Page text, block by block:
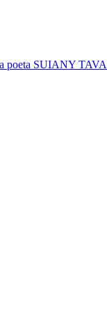
poeta SUIANY